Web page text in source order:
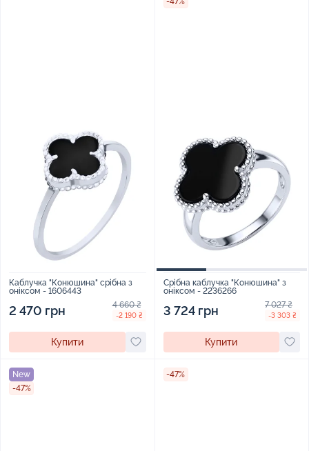
Каблучка "Конюшина" срібна з
оніксом - 1606443
2 470 грн 4 660 ₴
-2 190 ₴
Купити
Срібна каблучка "Конюшина" з
оніксом - 2236266
3 724 грн 7 027 ₴
-3 303 ₴
Купити
New
-47%
-47%